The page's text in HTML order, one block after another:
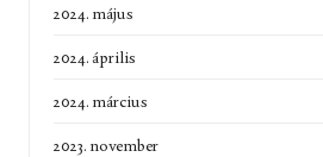
2024. május
2024. április
2024. március
2023. november